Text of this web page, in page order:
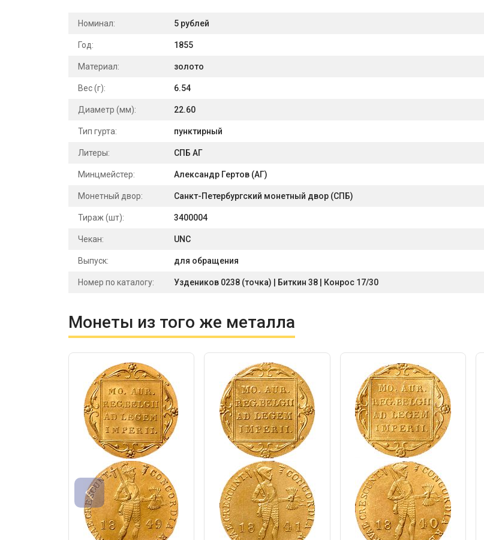
Номинал: 5 рублей
Год: 1855
Материал: золото
Вес (г): 6.54
Диаметр (мм): 22.60
Тип гурта: пунктирный
Литеры: СПБ АГ
Минцмейстер: Александр Гертов (АГ)
Монетный двор: Санкт-Петербургский монетный двор (СПБ)
Тираж (шт): 3400004
Чекан: UNC
Выпуск: для обращения
Номер по каталогу: Уздеников 0238 (точка) | Биткин 38 | Конрос 17/30
Монеты из того же металла